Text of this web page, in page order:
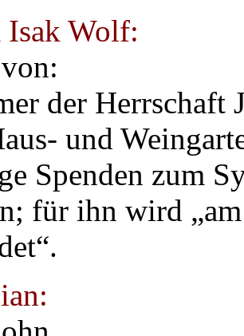
Wolf:
der
und
Spenden zum
für ihn wird